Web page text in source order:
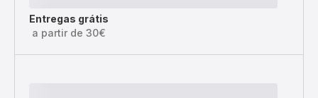
Entregas grátis
a partir de 30€